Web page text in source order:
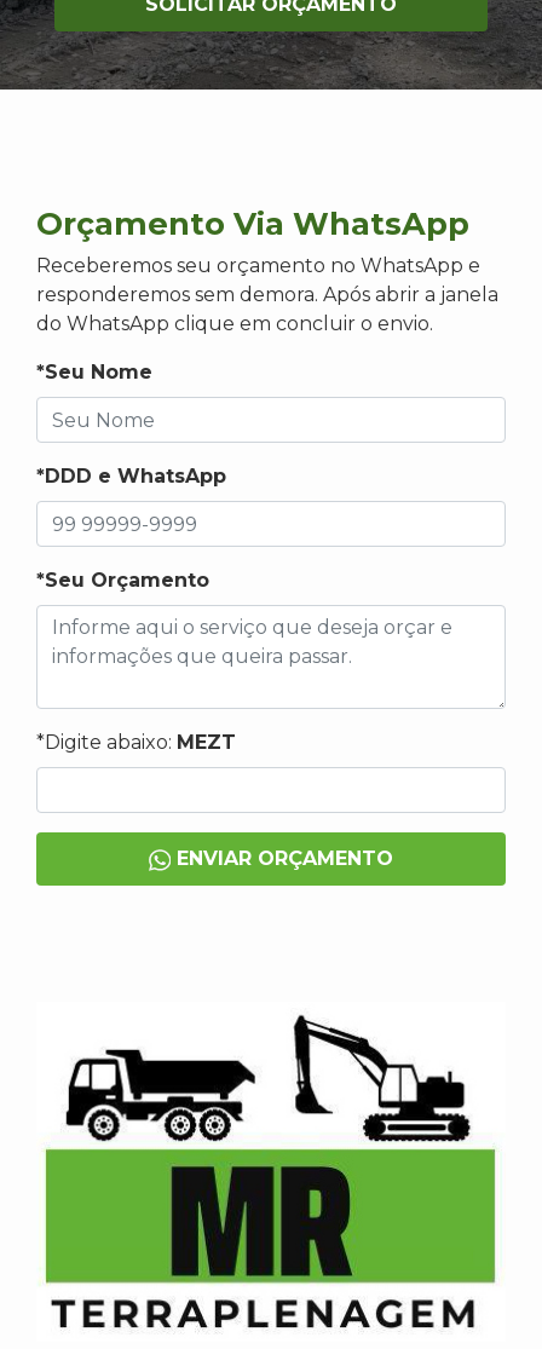
SOLICITAR ORÇAMENTO
Orçamento Via WhatsApp
Receberemos seu orçamento no WhatsApp e
responderemos sem demora. Após abrir a janela
do WhatsApp clique em concluir o envio.
*Seu Nome
*DDD e WhatsApp
*Seu Orçamento
*Digite abaixo: MEZT
ENVIAR ORÇAMENTO